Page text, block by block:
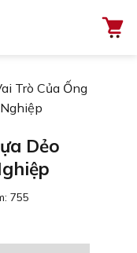
Trò Của Ống
Dẻo
755